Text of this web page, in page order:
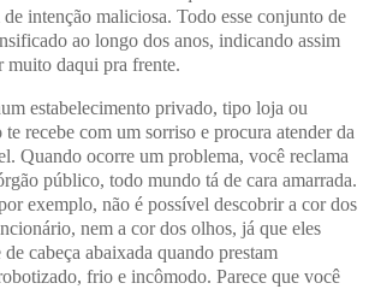
intenção maliciosa. Todo esse conjunto de
ao longo dos anos, indicando assim
muito daqui pra frente.
estabelecimento privado, tipo loja ou
recebe com um sorriso e procura atender da
Quando ocorre um problema, você reclama
público, todo mundo tá de cara amarrada.
exemplo, não é possível descobrir a cor dos
nem a cor dos olhos, já que eles
cabeça abaixada quando prestam
frio e incômodo. Parece que você